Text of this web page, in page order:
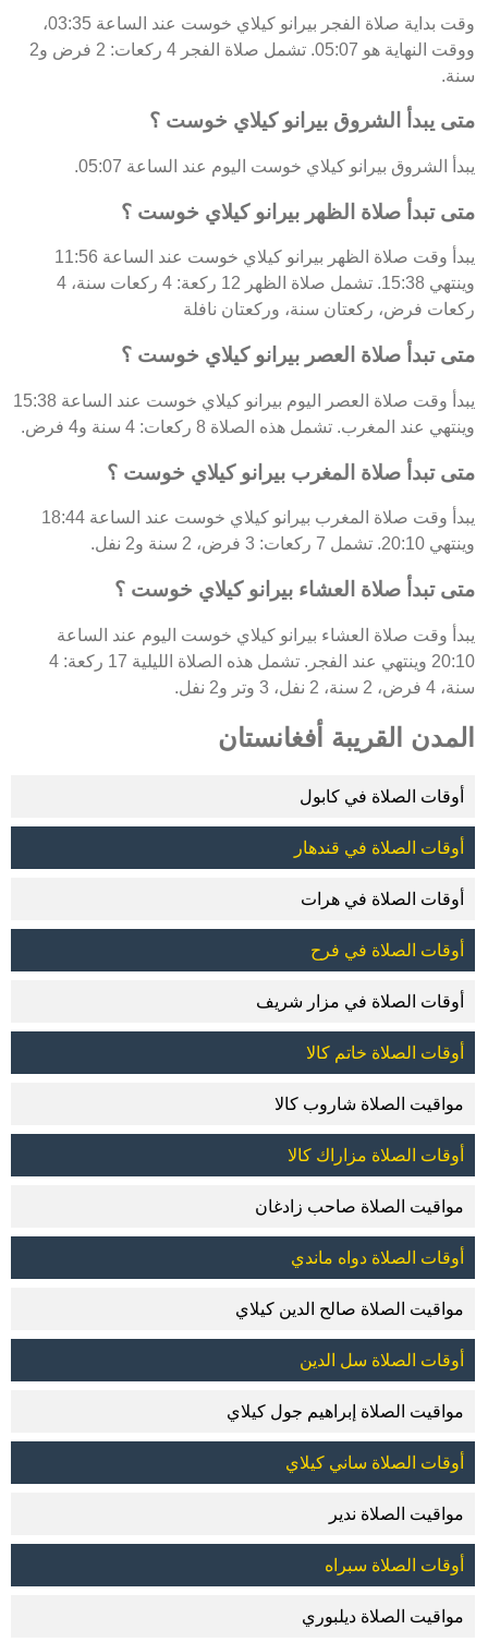
وقت بداية صلاة الفجر بيرانو كيلاي خوست عند الساعة 03:35،
ووقت النهاية هو 05:07. تشمل صلاة الفجر 4 ركعات: 2 فرض و2
سنة.
متى يبدأ الشروق بيرانو كيلاي خوست ؟
يبدأ الشروق بيرانو كيلاي خوست اليوم عند الساعة 05:07.
متى تبدأ صلاة الظهر بيرانو كيلاي خوست ؟
يبدأ وقت صلاة الظهر بيرانو كيلاي خوست عند الساعة 11:56
وينتهي 15:38. تشمل صلاة الظهر 12 ركعة: 4 ركعات سنة، 4
ركعات فرض، ركعتان سنة، وركعتان نافلة
متى تبدأ صلاة العصر بيرانو كيلاي خوست ؟
يبدأ وقت صلاة العصر اليوم بيرانو كيلاي خوست عند الساعة 15:38
وينتهي عند المغرب. تشمل هذه الصلاة 8 ركعات: 4 سنة و4 فرض.
متى تبدأ صلاة المغرب بيرانو كيلاي خوست ؟
يبدأ وقت صلاة المغرب بيرانو كيلاي خوست عند الساعة 18:44
وينتهي 20:10. تشمل 7 ركعات: 3 فرض، 2 سنة و2 نفل.
متى تبدأ صلاة العشاء بيرانو كيلاي خوست ؟
يبدأ وقت صلاة العشاء بيرانو كيلاي خوست اليوم عند الساعة
20:10 وينتهي عند الفجر. تشمل هذه الصلاة الليلية 17 ركعة: 4
سنة، 4 فرض، 2 سنة، 2 نفل، 3 وتر و2 نفل.
المدن القريبة أفغانستان
أوقات الصلاة في كابول
أوقات الصلاة في قندهار
أوقات الصلاة في هرات
أوقات الصلاة في فرح
أوقات الصلاة في مزار شريف
أوقات الصلاة خاتم كالا
مواقيت الصلاة شاروب كالا
أوقات الصلاة مزاراك كالا
مواقيت الصلاة صاحب زادغان
أوقات الصلاة دواه ماندي
مواقيت الصلاة صالح الدين كيلاي
أوقات الصلاة سل الدين
مواقيت الصلاة إبراهيم جول كيلاي
أوقات الصلاة ساني كيلاي
مواقيت الصلاة ندير
أوقات الصلاة سبراه
مواقيت الصلاة ديلبوري